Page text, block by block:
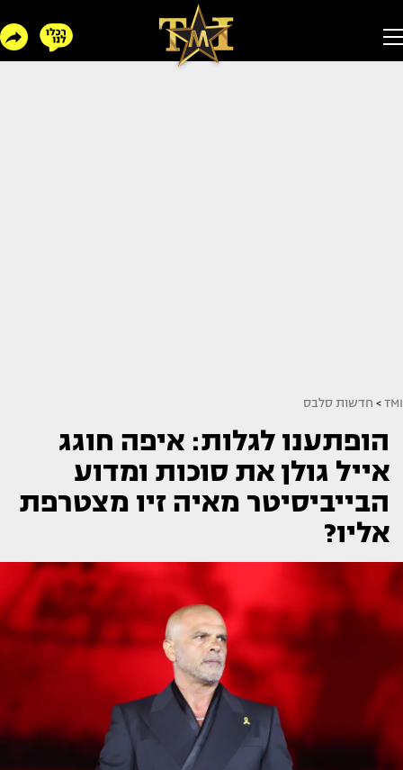
TMI
> חדשות סלבס
הופתענו לגלות: איפה חוגג
אייל גולן את סוכות ומדוע
הבייביסיטר מאיה זיו מצטרפת
אליו?